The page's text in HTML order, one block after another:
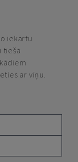
iekārtu
tiešā
ar viņu.